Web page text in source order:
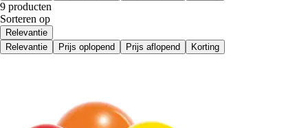
9 producten
Sorteren op
Relevantie
Relevantie
Prijs oplopend Prijs aflopend Korting